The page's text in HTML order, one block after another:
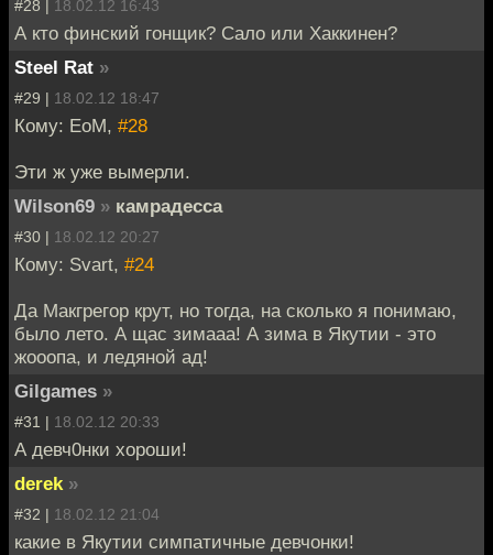
#28 | 18.02.12 16:43
А кто финский гонщик? Сало или Хаккинен?
Steel Rat »
#29 | 18.02.12 18:47
Кому: EoM, #28
Эти ж уже вымерли.
Wilson69 » камрадесса
#30 | 18.02.12 20:27
Кому: Svart, #24
Да Макгрегор крут, но тогда, на сколько я понимаю,
было лето. А щас зимааа! А зима в Якутии - это
жооопа, и ледяной ад!
Gilgames »
#31 | 18.02.12 20:33
А девч0нки хороши!
derek »
#32 | 18.02.12 21:04
какие в Якутии симпатичные девчонки!